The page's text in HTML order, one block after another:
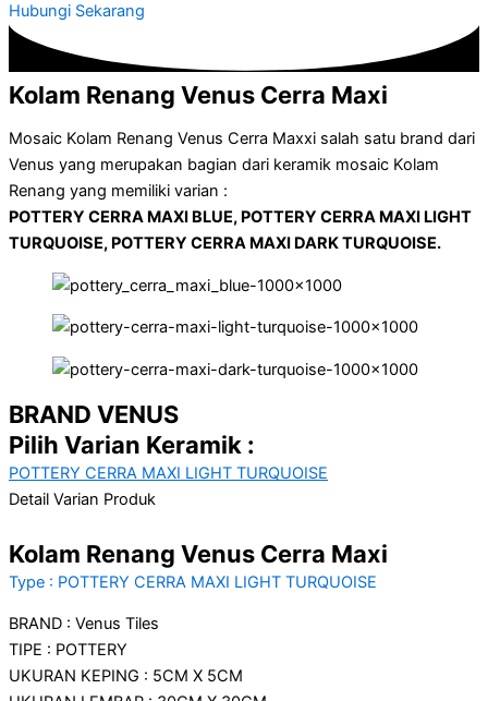
Hubungi Sekarang
Kolam Renang Venus Cerra Maxi
Mosaic Kolam Renang Venus Cerra Maxxi salah satu brand dari
Venus yang merupakan bagian dari keramik mosaic Kolam
Renang yang memiliki varian :
POTTERY CERRA MAXI BLUE, POTTERY CERRA MAXI LIGHT
TURQUOISE, POTTERY CERRA MAXI DARK TURQUOISE.
BRAND VENUS
Pilih Varian Keramik :
POTTERY CERRA MAXI LIGHT TURQUOISE
Detail Varian Produk
Kolam Renang Venus Cerra Maxi
Type : POTTERY CERRA MAXI LIGHT TURQUOISE
BRAND : Venus Tiles
TIPE : POTTERY
UKURAN KEPING : 5CM X 5CM